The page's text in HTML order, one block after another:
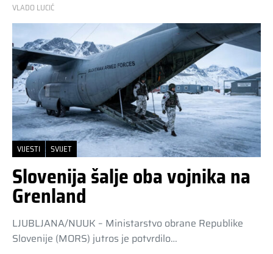
VLADO LUCIĆ
VIJESTI SVIJET
Slovenija šalje oba vojnika na
Grenland
LJUBLJANA/NUUK – Ministarstvo obrane Republike
Slovenije (MORS) jutros je potvrdilo…